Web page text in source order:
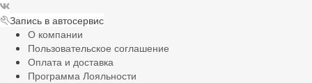
Запись в автосервис
О компании
Пользовательское соглашение
Оплата и доставка
Программа Лояльности